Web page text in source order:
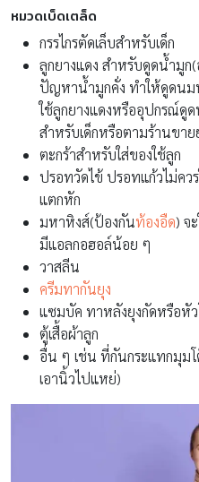
หมวดเบ็ดเตล็ด
กรรไกรตัดเล็บสำหรับเด็ก
ลูกยางแดง สำหรับดูดน้ำมู
ปัญหาน้ำมูกคั่ง ทำให้ดูดนม
ใช้ลูกยางแดงหรืออุปกรณ์ดู
สำหรับเด็กหรือตามร้านขาย
ตะกร้าสำหรับใส่ของใช้ลูก
ปรอทวัดไข้ ปรอทแก้วไม่คว
แตกหัก
มหาหิงส์(ป้องกันท้องอืด) จ
มีแอลกอฮอล์น้อย ๆ
วาสลีน
ครีมทากันยุง
แซมบัค ทาหลังยุงกัดหรือหั
ตู้เสื้อผ้าลูก
อื่น ๆ เช่น ที่กันกระแทกมุม
เอานิ้วไปแหย่)